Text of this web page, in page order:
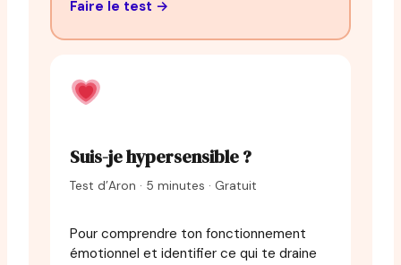
Faire le test →
Suis-je hypersensible ?
Test d’Aron · 5 minutes · Gratuit
Pour comprendre ton fonctionnement
émotionnel et identifier ce qui te draine